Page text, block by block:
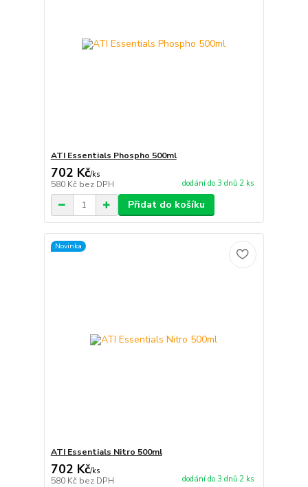
ATI Essentials Phospho 500ml
702 Kč/ks
580 Kč bez DPH dodání do 3 dnů 2 ks
Přidat do košíku
Novinka
ATI Essentials Nitro 500ml
702 Kč/ks
580 Kč bez DPH dodání do 3 dnů 2 ks